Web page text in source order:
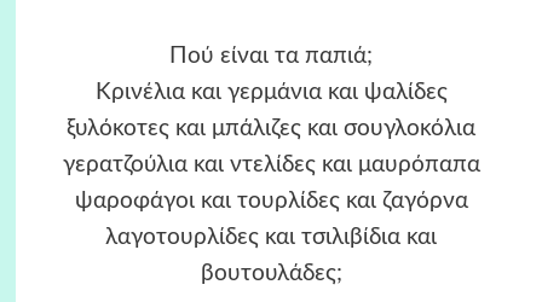
Πού είναι τα παπιά;
Κρινέλια και γερμάνια και ψαλίδες
ξυλόκοτες και μπάλιζες και σουγλοκόλια
γερατζούλια και ντελίδες και μαυρόπαπα
ψαροφάγοι και τουρλίδες και ζαγόρνα
λαγοτουρλίδες και τσιλιβίδια και
βουτουλάδες;